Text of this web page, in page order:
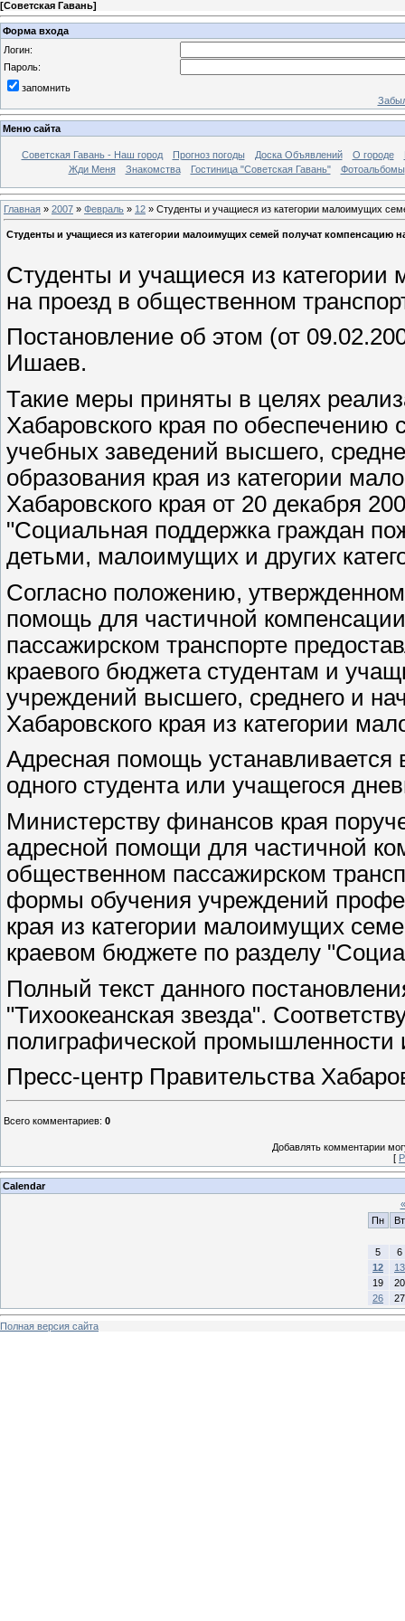
[Советская Гавань]
Форма входа
Логин:
Пароль:
запомнить
Меню сайта
Советская Гавань - Наш город Прогноз погоды Доска Объявлений О городе
Жди Меня
Знакомства Гостиница "Советская Гавань" Фотоальбомы
Главная » 2007 » Февраль » 12 » Студенты и учащиеся из категории малоимущих
Студенты и учащиеся из категории малоимущих семей получат компенсацию
Студенты и учащиеся из
на проезд в общественном
Постановление об этом (от
Ишаев.
Такие меры приняты в целях
Хабаровского края по
учебных заведений высшего,
образования края из категории
Хабаровского края от 20 декабря
"Социальная поддержка граждан
детьми, малоимущих и других
Согласно положению,
помощь для частичной
пассажирском транспорте
краевого бюджета студентам и
учреждений высшего, среднего и
Хабаровского края из категории
Адресная помощь
одного студента или учащегося
Министерству финансов края
адресной помощи для частичной
общественном пассажирском
формы обучения учреждений
края из категории малоимущих
краевом бюджете по разделу
Полный текст данного
"Тихоокеанская звезда".
полиграфической
Пресс-центр Правительства
Всего комментариев: 0
Добавлять комментарии
[
Calendar
«
Пн
Вт
5
6
12
13
19
20
26
27
Полная версия сайта